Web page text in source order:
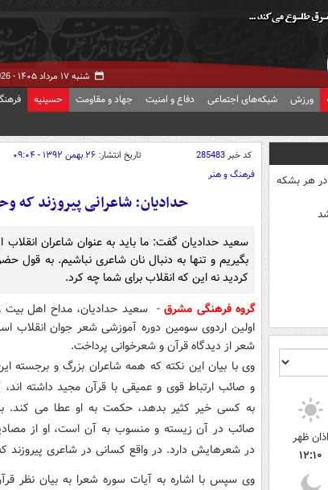
شنبه ۱۷ مرداد ۱۴۰۵ -
ورزش شبکه‌های اجتماعی دفاع و امنیت جهاد و مقاومت حسینیه
دلار و ۵۵ سنت در هر بشکه
اذان ظهر
۱۲:۱۰
کد خبر285483 تاریخ انتشار: ۲۶ بهمن ۱۳۹۲ - ۰۹:۰۴
فرهنگ و هنر
حدادیان: شاعرانی پیروزند که
سعید حدادیان گفت: ما باید به عنوان شاعران
بگیریم و تنها به دنبال نان شاعری نباشیم. به قول
کردید نه این که انقلاب برای شما چه کرد.
گروه فرهنگی مشرق- سعید حدادیان، مداح اهل بیت
اولین اردوی سومین دوره آموزشی شعر جوان انقلاب
شعر از دیدگاه قرآن و شعرخوانی پرداخت.
وی با بیان این نکته که همه شاعران بزرگ و برجسته
و صائب ارتباط قوی و عمیقی با قرآن مجید داشته
به کسی خیر کثیر بدهد، حکمت به او عطا می کند.
صائب در آن زیسته و منسوب به آن است، او از
در شعرهایش دارد. در واقع کسانی در شاعری
وی سپس با اشاره به آیات سوره شعرا به بیان نظر